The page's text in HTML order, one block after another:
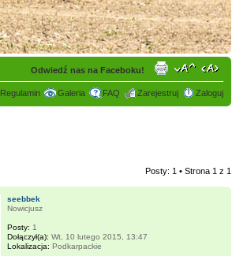
Odwiedź nas na Faceboku!
Regulamin Galeria FAQ Zarejestruj Zaloguj
Posty: 1 • Strona 1 z 1
seebbek
Nowicjusz
Posty: 1
Dołączył(a): Wt, 10 lutego 2015, 13:47
Lokalizacja: Podkarpackie